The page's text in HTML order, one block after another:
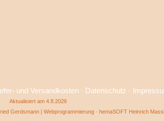
und Versandkosten · Datenschutz ·
Aktualisiert am 4.8.2026
Gerdsmann | Webprogrammierung · hemaSOFT Heinrich